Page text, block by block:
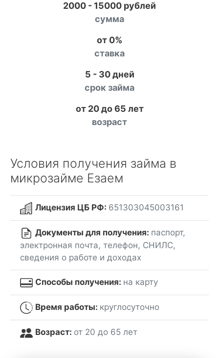
2000 - 15000 рублей
сумма
от 0%
ставка
5 - 30 дней
срок займа
от 20 до 65 лет
возраст
Условия получения займа в
микрозайме Езаем
Лицензия ЦБ РФ: 651303045003161
Документы для получения: паспорт,
электронная почта, телефон, СНИЛС,
сведения о работе и доходах
Способы получения: на карту
Время работы: круглосуточно
Возраст: от 20 до 65 лет